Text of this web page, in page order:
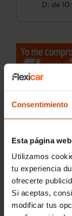
Consentimiento
Esta página
Utilizamos
tu experiencia
ofrecerte
Si aceptas,
modificar tus
D: de
¡Guarda
¿No
Te